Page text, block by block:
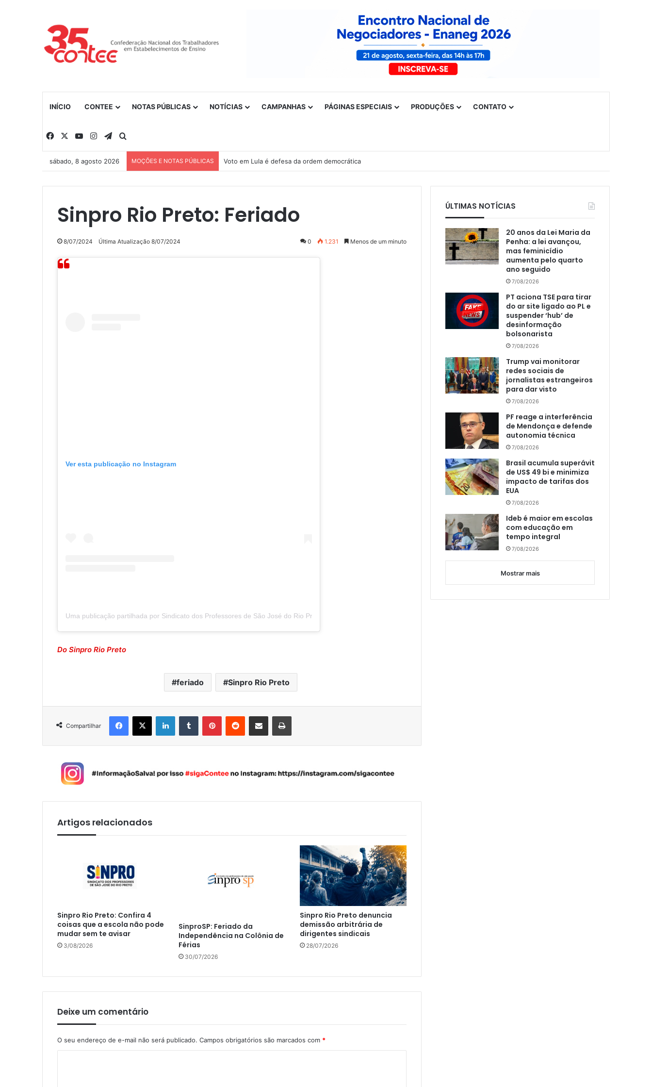
INÍCIO CONTEE NOTAS PÚBLICAS NOTÍCIAS CAMPANHAS PÁGINAS ESPECIAIS PRODUÇÕES CONTATO
Facebook YouTubeInstagramTelegram
sábado, 8 agosto 2026 MOÇÕES E NOTAS PÚBLICAS Voto em Lula é defesa da ordem democrática
Sinpro Rio Preto: Feriado
8/07/2024 Última Atualização 8/07/2024 0 1.231 Menos de um minuto
Ver esta publicação no Instagram
Uma publicação partilhada por Sindicato dos Professores de São José do Rio Preto (@sinproriopreto)
Do Sinpro Rio Preto
feriado Sinpro Rio Preto
Compartilhar
Artigos relacionados
Sinpro Rio Preto: Confira 4
coisas que a escola não pode
mudar sem te avisar
3/08/2026
SinproSP: Feriado da
Independência na Colônia de
Férias
30/07/2026
Sinpro Rio Preto denuncia
demissão arbitrária de
dirigentes sindicais
28/07/2026
Deixe um comentário
O seu endereço de e-mail não será publicado. Campos obrigatórios são marcados com *
ÚLTIMAS NOTÍCIAS
20 anos da Lei Maria da
Penha: a lei avançou,
mas feminicídio
aumenta pelo quarto
ano seguido
7/08/2026
PT aciona TSE para tirar
do ar site ligado ao PL e
suspender ‘hub’ de
desinformação
bolsonarista
7/08/2026
Trump vai monitorar
redes sociais de
jornalistas estrangeiros
para dar visto
7/08/2026
PF reage a interferência
de Mendonça e defende
autonomia técnica
7/08/2026
Brasil acumula superávit
de US$ 49 bi e minimiza
impacto de tarifas dos
EUA
7/08/2026
Ideb é maior em escolas
com educação em
tempo integral
7/08/2026
Mostrar mais